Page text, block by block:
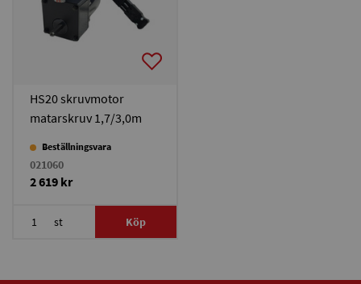
HS20 skruvmotor
matarskruv 1,7/3,0m
Beställningsvara
021060
2 619 kr
st Köp